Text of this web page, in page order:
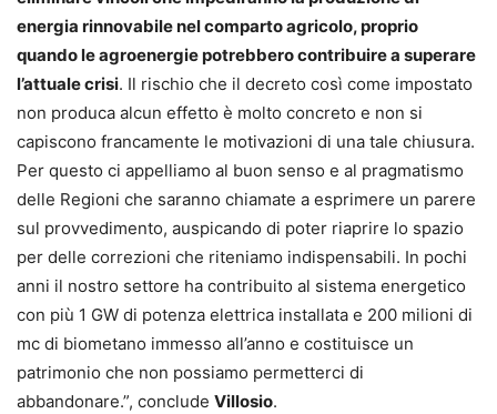
energia rinnovabile nel comparto agricolo, proprio
quando le agroenergie potrebbero contribuire a superare
l’attuale crisi. Il rischio che il decreto così come impostato
non produca alcun effetto è molto concreto e non si
capiscono francamente le motivazioni di una tale chiusura.
Per questo ci appelliamo al buon senso e al pragmatismo
delle Regioni che saranno chiamate a esprimere un parere
sul provvedimento, auspicando di poter riaprire lo spazio
per delle correzioni che riteniamo indispensabili. In pochi
anni il nostro settore ha contribuito al sistema energetico
con più 1 GW di potenza elettrica installata e 200 milioni di
mc di biometano immesso all’anno e costituisce un
patrimonio che non possiamo permetterci di
abbandonare.”, conclude Villosio.